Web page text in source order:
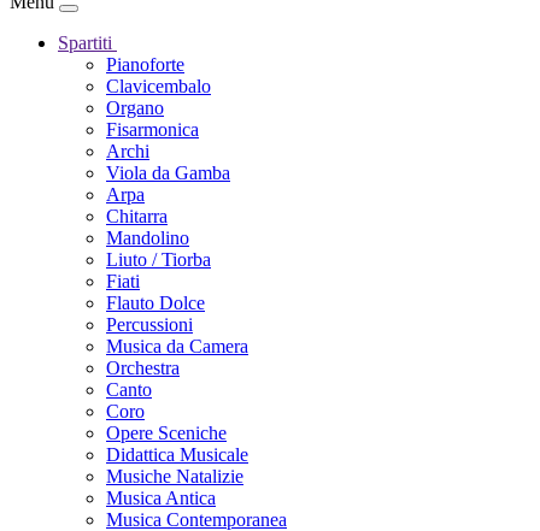
Spartiti
Pianoforte
Clavicembalo
Organo
Fisarmonica
Archi
Viola da Gamba
Arpa
Chitarra
Mandolino
Liuto / Tiorba
Fiati
Flauto Dolce
Percussioni
Musica da Camera
Orchestra
Canto
Coro
Opere Sceniche
Didattica Musicale
Musiche Natalizie
Musica Antica
Musica Contemporanea